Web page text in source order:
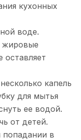
кухонных
воде.
жировые
оставляет
капель
для мытья
ее водой.
от детей.
попадании в